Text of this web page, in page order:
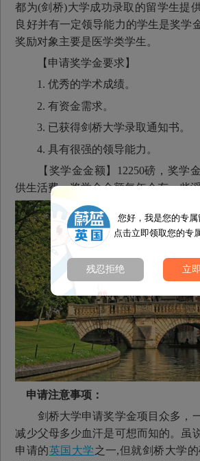
都为(剑桥)大学成功录取的留学生提
良好并有一定领导能力的学生是奖学
奖励对象主要是医学类学生。
【申请奖学金要求】
1. 优秀的学术成绩。
2. 有资金需求。
3. 已获得剑桥大学录取通知书。
4. 具有很强的领导能力。
【奖学金金额】12250磅，奖学
供生活费，奖学金金额每年会有一些
申请注意事项：
剑桥大学申请奖学金项目众多，
减少父母多少血汗是可想而知的。虽
申请的英国大学之一,但就剑桥大学
您好，我是您的专属
点击立即领取您的专
残忍拒绝 立